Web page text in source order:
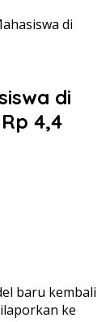
di
di
4,4
baru kembali
ke